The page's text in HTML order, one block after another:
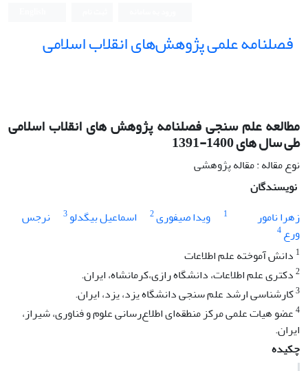
فصلنامه علمی پژوهش‌های انقلاب اسلامی
مطالعه علم سنجی فصلنامه پژوهش های انقلاب اسلامی
طی سال های 1400-1391
نوع مقاله : مقاله پژوهشی
نویسندگان
زهرا نامور
1 ویدا صیفوری2 اسماعیل بیگدلو3
نرجس
ورع4
1 دانش آموخته علم اطلاعات
2دکتری علم اطلاعات، دانشگاه رازی،کرمانشاه، ایران.
3کارشناسی ارشد علم سنجی دانشگاه یزد، یزد، ایران.
4عضو هیات علمی مرکز منطقه‌ای اطلاع‌رسانی علوم و فناوری، شیراز،
ایران.
چکیده